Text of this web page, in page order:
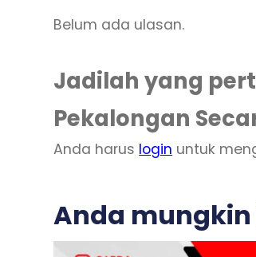
Belum ada ulasan.
Jadilah yang
Pekalongan
Anda harus login untuk
Anda